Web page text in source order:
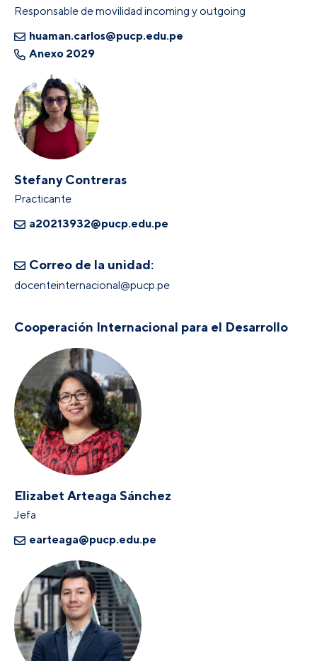
Responsable de movilidad incoming y outgoing
huaman.carlos@pucp.edu.pe
Anexo 2029
Stefany Contreras
Practicante
a20213932@pucp.edu.pe
Correo de la unidad:
docenteinternacional@pucp.pe
Cooperación Internacional para el Desarrollo
Elizabet Arteaga Sánchez
Jefa
earteaga@pucp.edu.pe